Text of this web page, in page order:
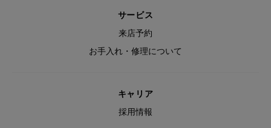
サービス
来店予約
お手入れ・修理について
キャリア
採用情報